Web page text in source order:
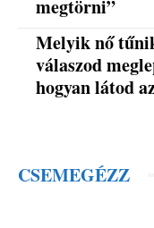
megtörni”
Melyik nő
válaszod
hogyan látod
CSEMEGÉZZ